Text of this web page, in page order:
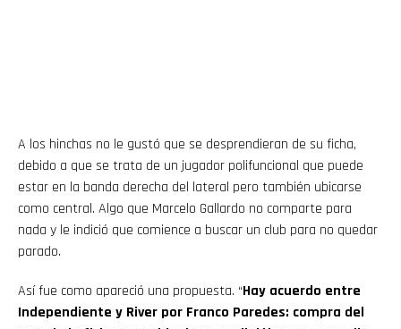
A los hinchas no le gustó que se desprendieran de su ficha,
debido a que se trata de un jugador polifuncional que puede
estar en la banda derecha del lateral pero también ubicarse
como central. Algo que Marcelo Gallardo no comparte para
nada y le indició que comience a buscar un club para no quedar
parado.
Así fue como apareció una propuesta. “Hay acuerdo entre
Independiente y River por Franco Paredes: compra del